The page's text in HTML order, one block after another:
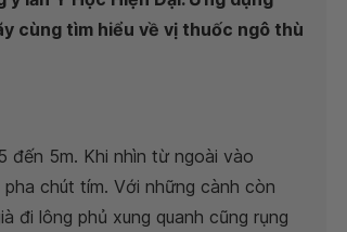
cùng tìm hiểu về vị thuốc ngô thù
đến 5m. Khi nhìn từ ngoài vào
chút tím. Với những cành còn
đi lông phủ xung quanh cũng rụng